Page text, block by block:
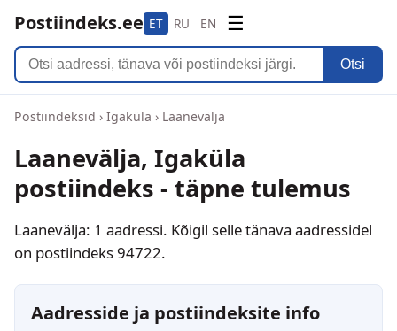
Postiindeks.ee ET RU EN ☰
Otsi
Postiindeksid › Igaküla › Laanevälja
Laanevälja, Igaküla
postiindeks - täpne tulemus
Laanevälja: 1 aadressi. Kõigil selle tänava aadressidel
on postiindeks 94722.
Aadresside ja postiindeksite info